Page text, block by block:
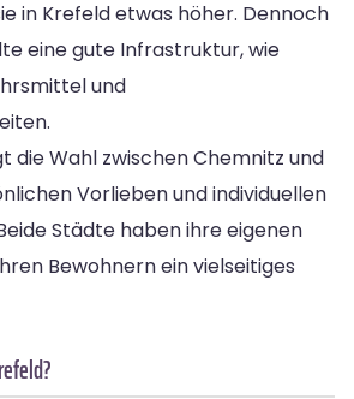
in Krefeld etwas höher. Dennoch
eine gute Infrastruktur, wie
und
die Wahl zwischen Chemnitz und
Vorlieben und individuellen
Städte haben ihre eigenen
Bewohnern ein vielseitiges